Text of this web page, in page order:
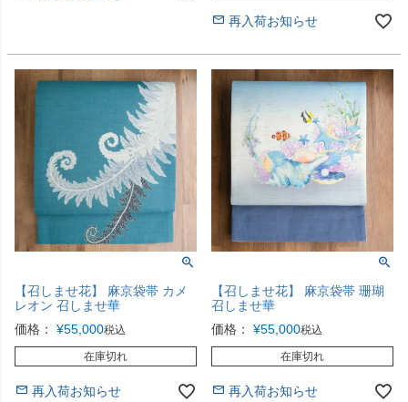
再入荷お知らせ
【召しませ花】 麻京袋帯 カメ
レオン 召しませ華
価格：
¥55,000税込
在庫切れ
再入荷お知らせ
【召しませ花】 麻京袋帯 珊瑚
召しませ華
価格：
¥55,000税込
在庫切れ
再入荷お知らせ